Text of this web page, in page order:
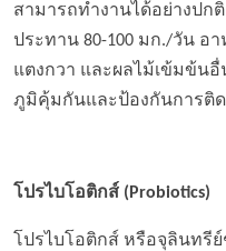
สามารถทำงานได้อย่างป
ประทาน 80-100 มก./วัน อ
แตงกวา และผลไม้เข้มข้นอื่
ภูมิคุ้มกันและป้องกันการติด
โปรไบโอติกส์ ( Probiotics)
โปรไบโอติกส์ หรือจุลินทรีย์